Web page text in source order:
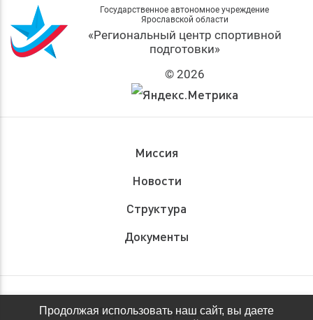
Государственное автономное учреждение
Ярославской области
«Региональный центр спортивной
подготовки»
© 2026
Миссия
Новости
Структура
Документы
Обращения граждан
Продолжая использовать наш сайт, вы даете